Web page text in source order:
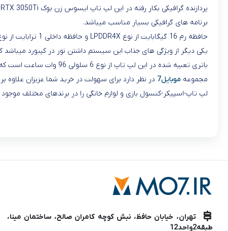
برنامه های گرافیکی بسیار مناسب میباشد.
حافظه رم 16 گیگابایت از نوع LPDDR4X و حافظه داخلی 1 ترابایت از نوع SSD میباشد.
یکی دیگر از ویژگی های جذاب این سیستم داشتن نور در کیبورد میباشد
باتری تعبیه شده در این لپ تاپ از نوع 6 سلولی 96 وات ساعت است که باتری قدرتمدی هم به کاربرده شده.
مجموعه موبایل7
در نظر دارد برای سهولت در خرید شما عزیزان
لپ تاپ-اسپیکر-کنسول بازی و لوازم خانگی را در برندهای مختلف موجود دارد با مراجعه به سایت موبایل7 و صفحه اقساطی ثبت نام کرده و بعد
تهران، خیابان حافظ، نبش کوچه کامران صالح، ساختمان مینا،
طبقه2واحد12